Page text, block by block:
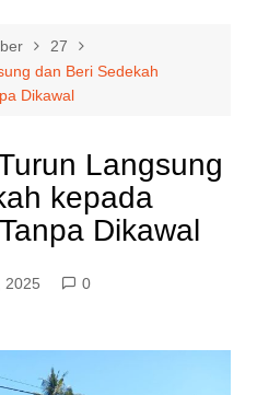
27
dan Beri Sedekah
Dikawal
Langsung
kepada
Dikawal
2025
0